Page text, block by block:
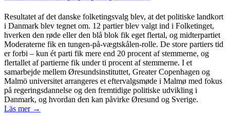
Resultatet af det danske folketingsvalg blev, at det politiske landkort
i Danmark blev tegnet om. 12 partier blev valgt ind i Folketinget,
hverken den røde eller den blå blok fik eget flertal, og midterpartiet
Moderaterne fik en tungen-på-vægtskålen-rolle. De store partiers tid
er forbi – kun ét parti fik mere end 20 procent af stemmerne, og
flertallet af partierne fik under ti procent af stemmerne. I et
samarbejde mellem Øresundsinstituttet, Greater Copenhagen og
Malmö universitet arrangeres et eftervalgsmøde i Malmø med fokus
på regeringsdannelse og den fremtidige politiske udvikling i
Danmark, og hvordan den kan påvirke Øresund og Sverige.
Läs mer →